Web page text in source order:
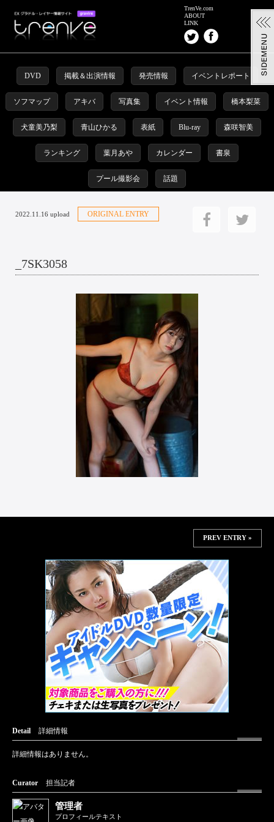
TrenVe.com
ABOUT
LINK
DVD 掲載＆出演情報 発売情報 イベントレポート
ソフマップ アキバ 写真集 イベント情報 橋本梨菜
犬童美乃梨 青山ひかる 表紙 Blu-ray 森咲智美
ランキング 葉月あや カレンダー 書泉
プール撮影会 話題
2022.11.16 upload ORIGINAL ENTRY
_7SK3058
PREV ENTRY »
Detail 詳細情報
詳細情報はありません。
Curator 担当記者
管理者
プロフィールテキスト